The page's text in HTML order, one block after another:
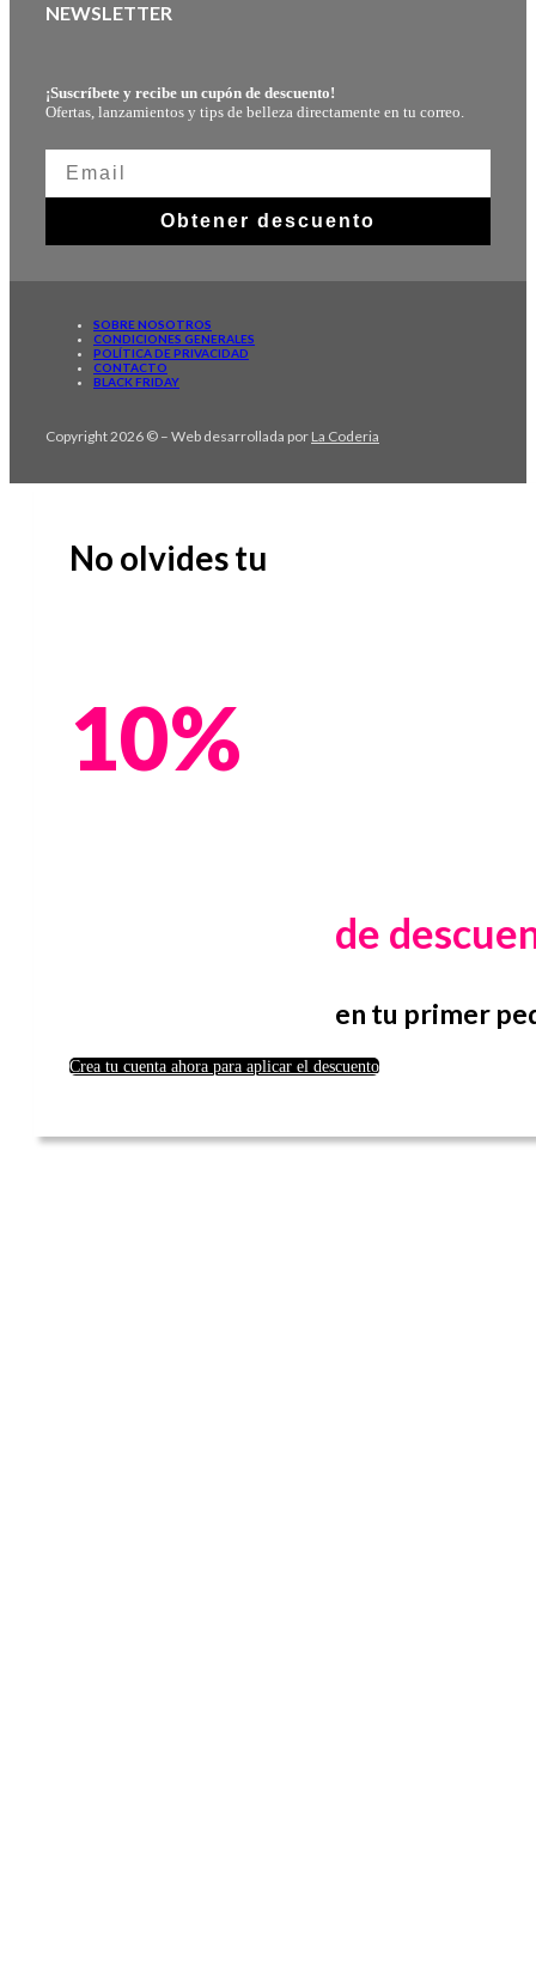
NEWSLETTER
¡Suscríbete y recibe un cupón de descuento!
Ofertas, lanzamientos y tips de belleza directamente en tu correo.
Obtener descuento
SOBRE NOSOTROS
CONDICIONES GENERALES
POLÍTICA DE PRIVACIDAD
CONTACTO
BLACK FRIDAY
Copyright 2026 © – Web desarrollada por La Coderia
No olvides tu
10%
de
en tu primer
Crea tu cuenta ahora para aplicar el descuento